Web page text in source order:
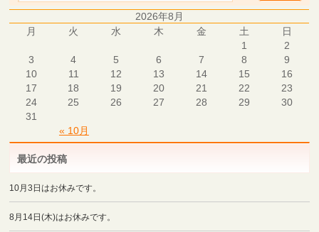
2026年8月
月
火 水 木 金 土 日
« 10月
1
2
3
4 5 6 7 8
9
10
11 12 13 14 15
16
17
18 19 20 21 22
23
24
25 26 27 28 29
30
31
最近の投稿
10月3日はお休みです。
8月14日(木)はお休みです。